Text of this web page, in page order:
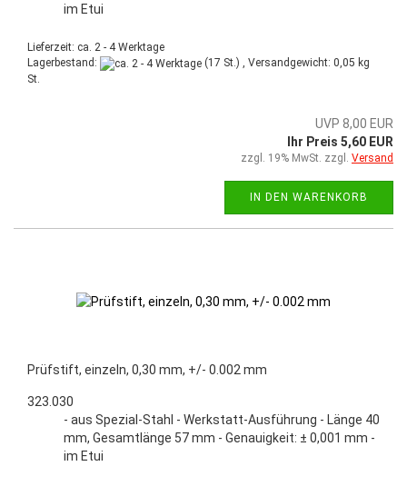
im Etui
Lieferzeit: ca. 2 - 4 Werktage
Lagerbestand:
(17 St.) , Versandgewicht: 0,05 kg
St.
UVP 8,00 EUR
Ihr Preis 5,60 EUR
zzgl. 19% MwSt. zzgl. Versand
IN DEN WARENKORB
Prüfstift, einzeln, 0,30 mm, +/- 0.002 mm
323.030
- aus Spezial-Stahl - Werkstatt-Ausführung - Länge 40
mm, Gesamtlänge 57 mm - Genauigkeit: ± 0,001 mm -
im Etui